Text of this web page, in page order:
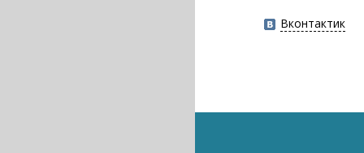
Вконтактик